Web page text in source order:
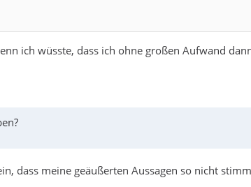
ich wüsste, dass ich ohne großen Aufwand
dass meine geäußerten Aussagen so nicht